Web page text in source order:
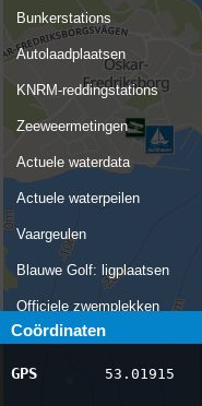
Bunkerstations
Autolaadplaatsen
KNRM-reddingstations
Zeeweermetingen
Actuele waterdata
Actuele waterpeilen
Vaargeulen
Blauwe Golf: ligplaatsen
Officiele zwemplekken
Stremmingen/hinder
AIS scheepsposities
Coördinaten
GPS 53.01915